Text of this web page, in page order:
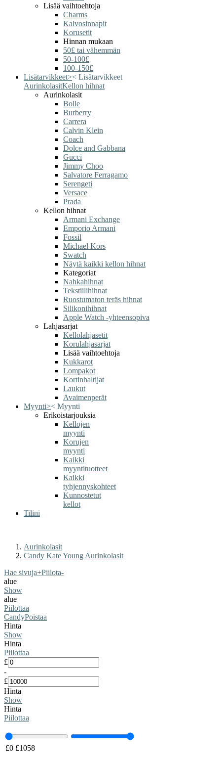
Lisää vaihtoehtoja
Charms
Kalvosinnapit
Korusetit
Hinnan mukaan
50£ tai vähemmän
50-100£
100-150£
Lisätarvikkeet>< Lisätarvikkeet
AurinkolasitKellon hihnat
Aurinkolasit
Bolle
Burberry
Carrera
Calvin Klein
Coach
Dolce and Gabbana
Gucci
Jimmy Choo
Salvatore Ferragamo
Serengeti
Versace
Prada
Kellon hihnat
Armani Exchange
Emporio Armani
Fossil
Michael Kors
Swatch
Näytä kaikki kellon hihnat
Kategoriat
Nahkahihnat
Tekstiilihihnat
Ruostumaton teräs hihnat
Silikonihihnat
Apple Watch -yhteensopiva
Lahjasarjat
Kellolahjasetit
Korulahjasarjat
Lisää vaihtoehtoja
Kukkarot
Lompakot
Kortinhaltijat
Laukut
Avaimenperät
Myynti>< Myynti
Erikoistarjouksia
Kellojen
myynti
Korujen
myynti
Kaikki
myyntituotteet
Kaikki
tyhjennyskohteet
Kunnostetut
kellot
Tilini
Aurinkolasit
Candy Kate Young Aurinkolasit
Hae sivuja+Piilota-
alue
Show
alue
Piilottaa
CandyPoistaa
Hinta
Show
Hinta
Piilottaa
£
-
£
Hinta
Show
Hinta
Piilottaa
£0 £1058